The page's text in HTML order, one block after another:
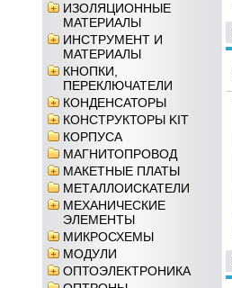
ИЗОЛЯЦИОННЫЕ
МАТЕРИАЛЫ
ИНСТРУМЕНТ И
МАТЕРИАЛЫ
КНОПКИ,
ПЕРЕКЛЮЧАТЕЛИ
КОНДЕНСАТОРЫ
КОНСТРУКТОРЫ KIT
КОРПУСА
МАГНИТОПРОВОД
МАКЕТНЫЕ ПЛАТЫ
МЕТАЛЛОИСКАТЕЛИ
МЕХАНИЧЕСКИЕ
ЭЛЕМЕНТЫ
МИКРОСХЕМЫ
МОДУЛИ
ОПТОЭЛЕКТРОНИКА